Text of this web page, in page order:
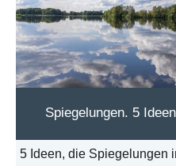
Spiegelungen. 5
5 Ideen, die Spiegelungen